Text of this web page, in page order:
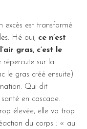
excès est transformé
Hé oui, ce n’est
gras, c’est le
répercute sur la
le gras créé ensuite)
Qui dit
en cascade.
élevée, elle va trop
du corps : « au